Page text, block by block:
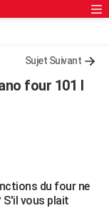
Sujet Suivant
four 101 l
du four ne
S'il vous plait